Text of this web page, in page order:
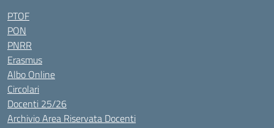
PTOF
PON
PNRR
Erasmus
Albo Online
Circolari
Docenti 25/26
Archivio Area Riservata Docenti